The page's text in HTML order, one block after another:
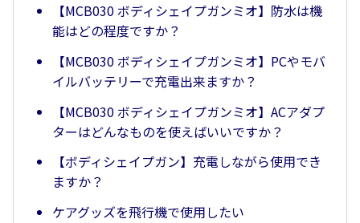
【MCB030 ボディシェイプガンミオ】防水は機
能はどの程度ですか？
【MCB030 ボディシェイプガンミオ】PCやモバ
イルバッテリーで充電出来ますか？
【MCB030 ボディシェイプガンミオ】ACアダプ
ターはどんなものを使えばいいですか？
【ボディシェイプガン】充電しながら使用でき
ますか？
ケアグッズを飛行機で使用したい